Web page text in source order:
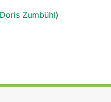
Doris Zumbühl)